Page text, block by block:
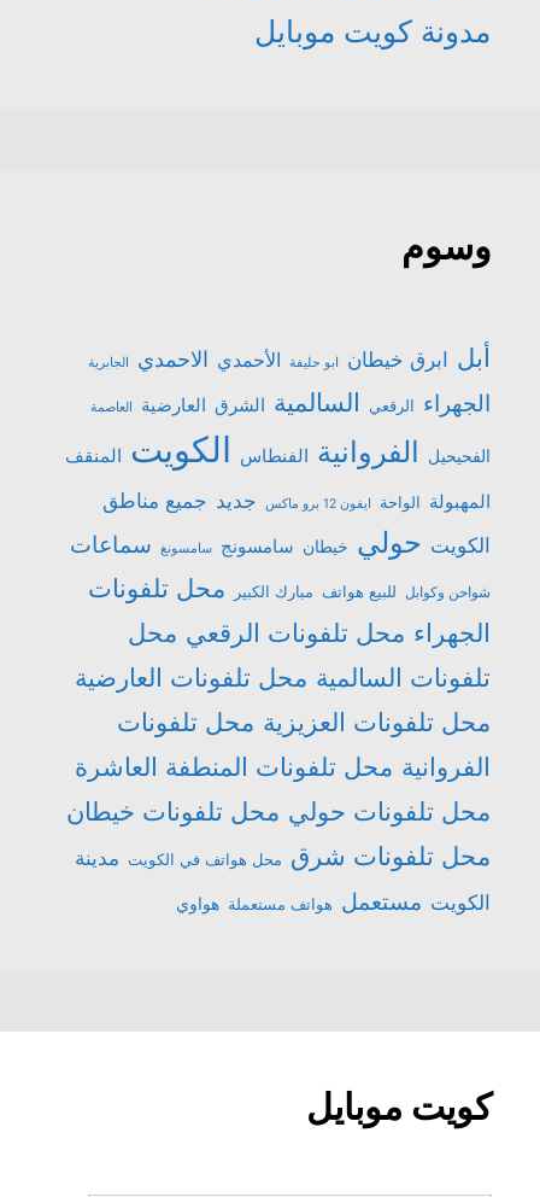
مدونة كويت موبايل
وسوم
أبل ابرق خيطان ابو حليفة الأحمدي الاحمدي الجابرية
الجهراء الرقعي السالمية الشرق العارضية العاصمة
الفحيحيل الفروانية الفنطاس الكويت المنقف
المهبولة الواحة ايفون 12 برو ماكس جديد جميع مناطق
الكويت حولي خيطان سامسونج سامسونغ سماعات
شواحن وكوابل للبيع هواتف مبارك الكبير
محل تلفونات
الجهراء محل تلفونات الرقعي محل
تلفونات السالمية محل تلفونات العارضية
محل تلفونات العزيزية محل تلفونات
الفروانية محل تلفونات المنطفة العاشرة
محل تلفونات حولي محل تلفونات خيطان
محل تلفونات شرق محل هواتف في الكويت مدينة
الكويت مستعمل هواتف مستعملة هواوي
كويت موبايل